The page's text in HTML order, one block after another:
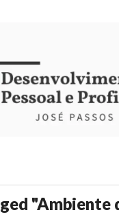
"Ambiente